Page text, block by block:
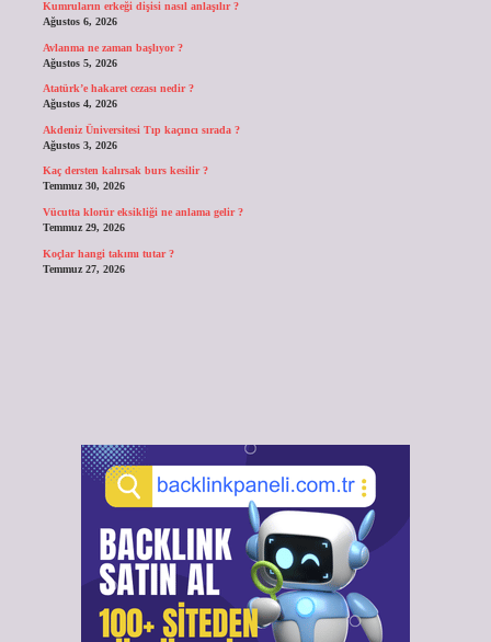
Kumruların erkeği dişisi nasıl anlaşılır ?
Ağustos 6, 2026
Avlanma ne zaman başlıyor ?
Ağustos 5, 2026
Atatürk’e hakaret cezası nedir ?
Ağustos 4, 2026
Akdeniz Üniversitesi Tıp kaçıncı sırada ?
Ağustos 3, 2026
Kaç dersten kalırsak burs kesilir ?
Temmuz 30, 2026
Vücutta klorür eksikliği ne anlama gelir ?
Temmuz 29, 2026
Koçlar hangi takımı tutar ?
Temmuz 27, 2026